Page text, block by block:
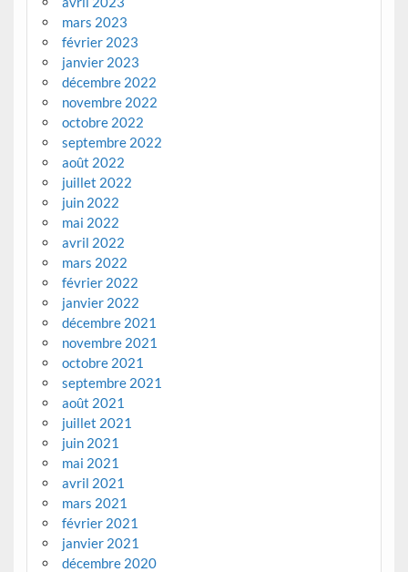
mars 2023
février 2023
janvier 2023
décembre 2022
novembre 2022
octobre 2022
septembre 2022
août 2022
juillet 2022
juin 2022
mai 2022
avril 2022
mars 2022
février 2022
janvier 2022
décembre 2021
novembre 2021
octobre 2021
septembre 2021
août 2021
juillet 2021
juin 2021
mai 2021
avril 2021
mars 2021
février 2021
janvier 2021
décembre 2020